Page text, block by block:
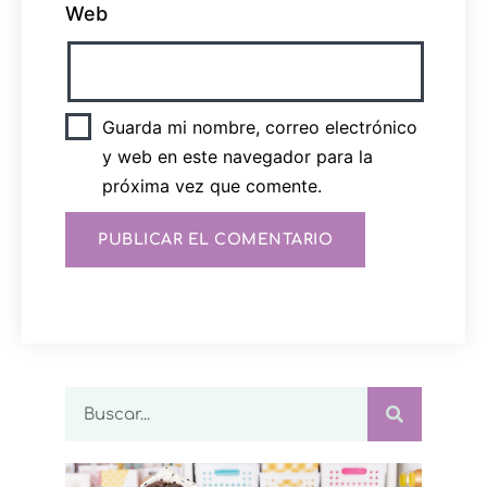
Web
Guarda mi nombre, correo electrónico
y web en este navegador para la
próxima vez que comente.